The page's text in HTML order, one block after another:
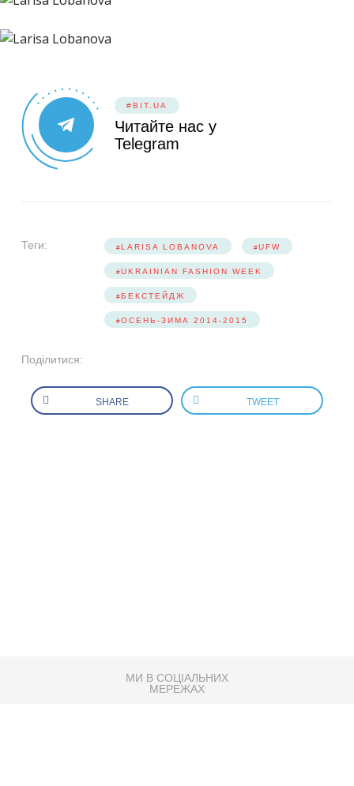
#BIT.UA
Читайте нас у
Telegram
Теги: LARISA LOBANOVA UFW
UKRAINIAN FASHION WEEK
БЕКСТЕЙДЖ
ОСЕНЬ-ЗИМА 2014-2015
Поділитися:
SHARE TWEET
МИ В СОЦІАЛЬНИХ
МЕРЕЖАХ